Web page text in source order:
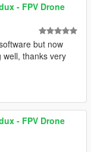
- FPV Drone
but now
thanks very
- FPV Drone